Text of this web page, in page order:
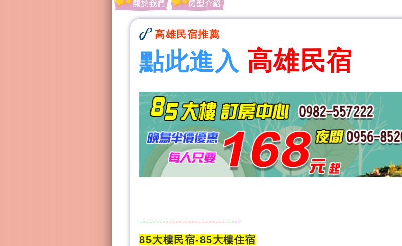
高雄民宿推薦
點此進入 高雄民宿
-------------------------------
85大樓民宿-85大樓住宿